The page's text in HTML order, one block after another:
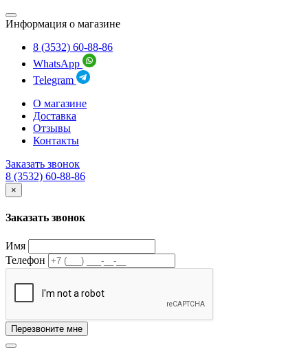
Информация о магазине
8 (3532) 60-88-86
WhatsApp
Telegram
О магазине
Доставка
Отзывы
Контакты
Заказать звонок
8 (3532) 60-88-86
×
Заказать звонок
Имя
Телефон
Перезвоните мне